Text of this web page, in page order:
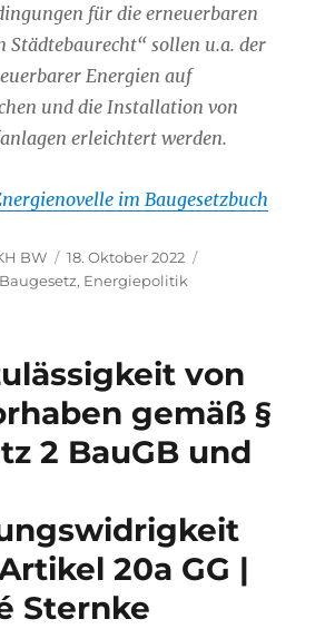
für die erneuerbaren
Städtebaurecht“ sollen u.a. der
Energien auf
und die Installation von
erleichtert werden.
im Baugesetzbuch
BW
Veröffentlicht
am
18. Oktober 2022
Schlagwörter
Baugesetz, Energiepolitik
von
gemäß §
2 BauGB und
20a GG |
Sternke